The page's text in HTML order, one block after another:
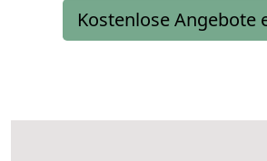
Kostenlose Angebote